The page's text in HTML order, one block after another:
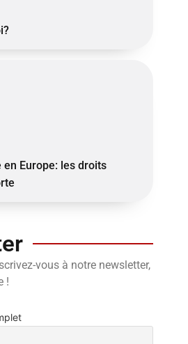
en Europe: les droits
vous à notre newsletter,
!